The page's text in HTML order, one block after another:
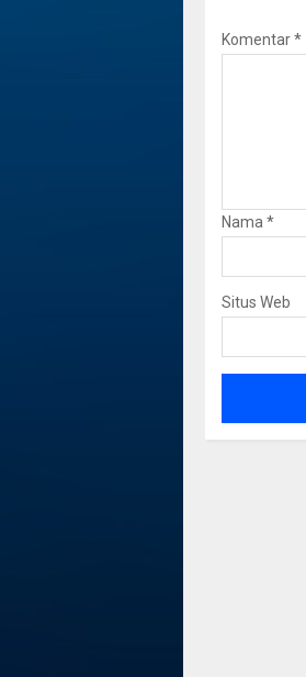
Komentar*
Nama *
Situs Web